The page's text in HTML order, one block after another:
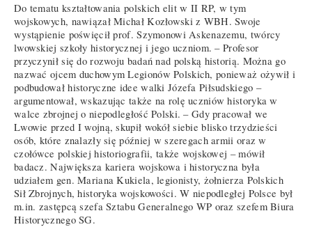
Do tematu kształtowania polskich elit w II RP, w tym
wojskowych, nawiązał Michał Kozłowski z WBH. Swoje
wystąpienie poświęcił prof. Szymonowi Askenazemu, twórcy
lwowskiej szkoły historycznej i jego uczniom. – Profesor
przyczynił się do rozwoju badań nad polską historią. Można go
nazwać ojcem duchowym Legionów Polskich, ponieważ ożywił i
podbudował historyczne idee walki Józefa Piłsudskiego –
argumentował, wskazując także na rolę uczniów historyka w
walce zbrojnej o niepodległość Polski. – Gdy pracował we
Lwowie przed I wojną, skupił wokół siebie blisko trzydzieści
osób, które znalazły się później w szeregach armii oraz w
czołówce polskiej historiografii, także wojskowej – mówił
badacz. Największa kariera wojskowa i historyczna była
udziałem gen. Mariana Kukiela, legionisty, żołnierza Polskich
Sił Zbrojnych, historyka wojskowości. W niepodległej Polsce był
m.in. zastępcą szefa Sztabu Generalnego WP oraz szefem Biura
Historycznego SG.